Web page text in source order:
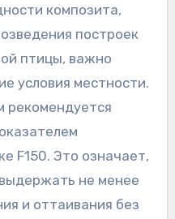
композита,
построек
птицы, важно
условия местности.
рекомендуется
F150. Это означает,
не менее
и оттаивания без